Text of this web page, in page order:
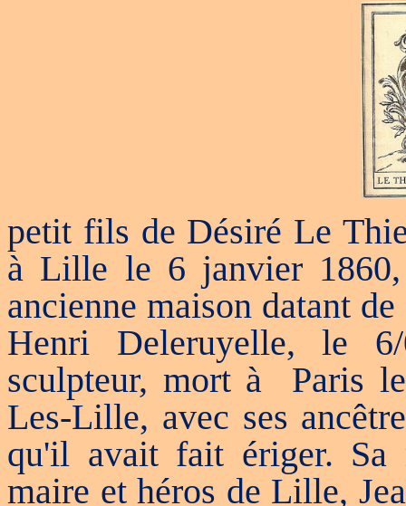
petit fils de Désiré Le
à Lille le 6 janvier 1860,
ancienne maison datant
Henri Deleruyelle, le
sculpteur, mort à Paris
Les-Lille, avec ses
qu'il avait fait ériger.
maire et héros de Lille,